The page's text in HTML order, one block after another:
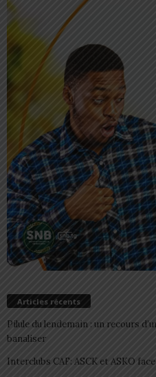
Articles récents
Pilule du lendemain : un recours
banaliser
Interclubs CAF: ASCK et ASKO